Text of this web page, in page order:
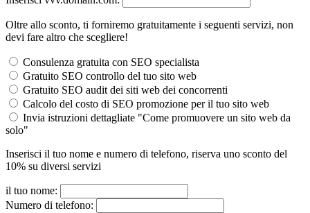
Oltre allo sconto, ti forniremo gratuitamente i seguenti servizi, non
devi fare altro che scegliere!
Consulenza gratuita con SEO specialista
Gratuito SEO controllo del tuo sito web
Gratuito SEO audit dei siti web dei concorrenti
Calcolo del costo di SEO promozione per il tuo sito web
Invia istruzioni dettagliate "Come promuovere un sito web da
solo"
Inserisci il tuo nome e numero di telefono, riserva uno sconto del
10% su diversi servizi
il tuo nome:
Numero di telefono: